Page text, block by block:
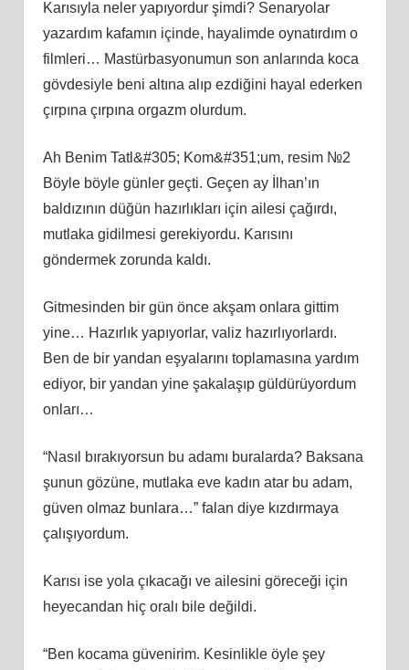
Karısıyla neler yapıyordur şimdi? Senaryolar
yazardım kafamın içinde, hayalimde oynatırdım o
filmleri… Mastürbasyonumun son anlarında koca
gövdesiyle beni altına alıp ezdiğini hayal ederken
çırpına çırpına orgazm olurdum.
Ah Benim Tatl&#305; Kom&#351;um, resim №2
Böyle böyle günler geçti. Geçen ay İlhan’ın
baldızının düğün hazırlıkları için ailesi çağırdı,
mutlaka gidilmesi gerekiyordu. Karısını
göndermek zorunda kaldı.
Gitmesinden bir gün önce akşam onlara gittim
yine… Hazırlık yapıyorlar, valiz hazırlıyorlardı.
Ben de bir yandan eşyalarını toplamasına yardım
ediyor, bir yandan yine şakalaşıp güldürüyordum
onları…
“Nasıl bırakıyorsun bu adamı buralarda? Baksana
şunun gözüne, mutlaka eve kadın atar bu adam,
güven olmaz bunlara…” falan diye kızdırmaya
çalışıyordum.
Karısı ise yola çıkacağı ve ailesini göreceği için
heyecandan hiç oralı bile değildi.
“Ben kocama güvenirim. Kesinlikle öyle şey